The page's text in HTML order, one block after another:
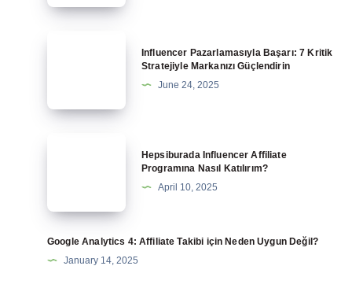
Para
Kritik
Influencer Pazarlamasıyla Başarı: 7 Kritik
Stratejiyle Markanızı Güçlendirin
June 24, 2025
Nasıl
Katılırım?
Hepsiburada Influencer Affiliate
Programına Nasıl Katılırım?
April 10, 2025
Google Analytics 4: Affiliate Takibi için Neden Uygun Değil?
January 14, 2025